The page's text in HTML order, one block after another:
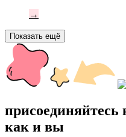
→
Показать ещё
как и вы